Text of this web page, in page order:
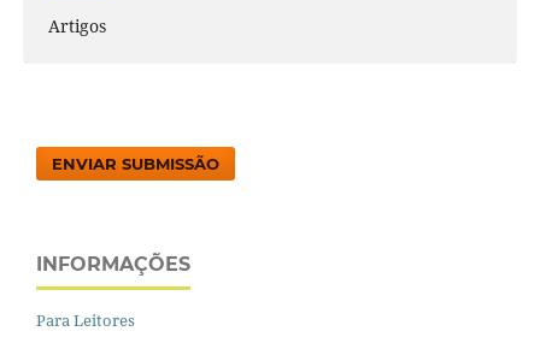
Artigos
ENVIAR SUBMISSÃO
INFORMAÇÕES
Para Leitores